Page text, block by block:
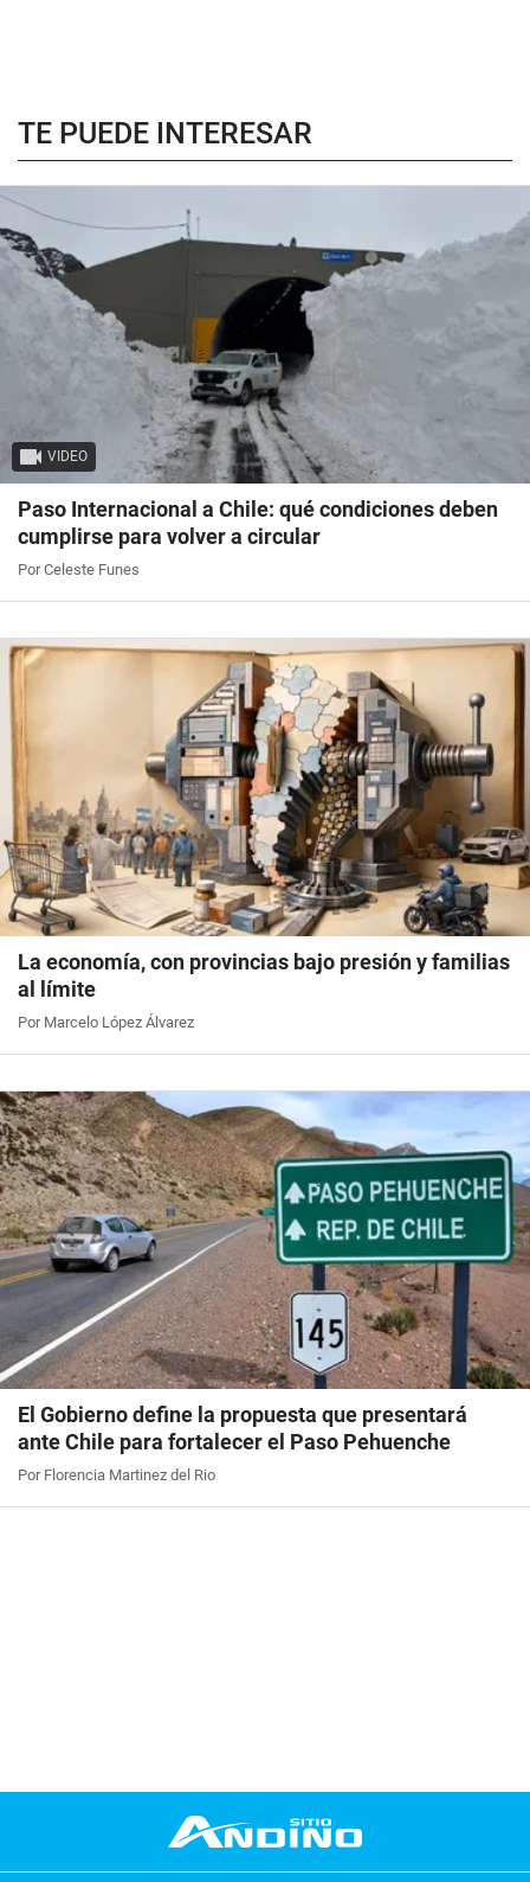
TE PUEDE INTERESAR
VIDEO
Paso Internacional a Chile: qué condiciones deben
cumplirse para volver a circular
Por Celeste Funes
La economía, con provincias bajo presión y familias
al límite
Por Marcelo López Álvarez
El Gobierno define la propuesta que presentará
ante Chile para fortalecer el Paso Pehuenche
Por Florencia Martinez del Rio